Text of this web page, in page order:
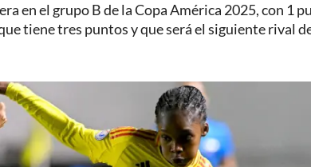
en el grupo B de la Copa América 2025, con 1
tiene tres puntos y que será el siguiente rival